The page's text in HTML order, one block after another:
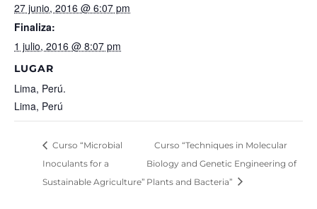
27 junio, 2016 @ 6:07 pm
Finaliza:
1 julio, 2016 @ 8:07 pm
LUGAR
Lima, Perú.
Lima, Perú
Curso “Microbial
Inoculants for a
Sustainable Agriculture”
Curso “Techniques in Molecular
Biology and Genetic Engineering of
Plants and Bacteria”